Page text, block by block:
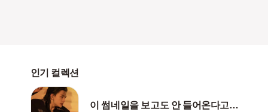
인기 컬렉션
이 썸네일을 보고도 안 들어온다고???